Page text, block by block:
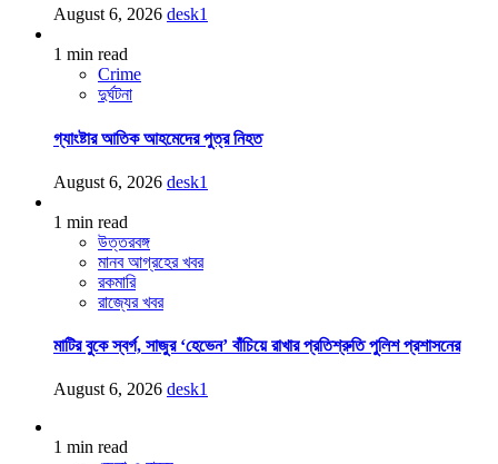
August 6, 2026 desk1
1 min read
Crime
দুর্ঘটনা
গ্যাংষ্টার আতিক আহমেদের পুত্র নিহত
August 6, 2026 desk1
1 min read
উত্তরবঙ্গ
মানব আগ্রহের খবর
রকমারি
রাজ্যের খবর
মাটির বুকে স্বর্গ, সাজুর ‘হেভেন’ বাঁচিয়ে রাখার প্রতিশ্রুতি পুলিশ প্রশাসনের
August 6, 2026 desk1
1 min read